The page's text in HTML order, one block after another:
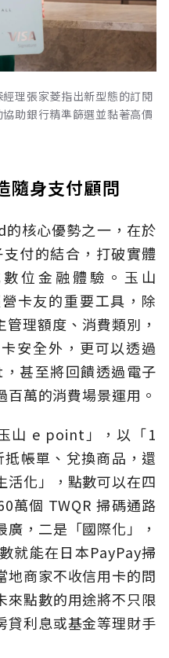
理張家菱指出新型態的訂閱
助銀行精準篩選並黏著高價
隨身支付顧問
核心優勢之一，在於
付的結合，打破實體
位金融體驗。玉山
卡友的重要工具，除
理額度、消費類別，
安全外，更可以透過
甚至將回饋透過電子
萬的消費場景運用。
山 e point」，以「1
帳單、兌換商品，還
活化」，點數可以在四
萬個 TWQR 掃碼通路
，二是「國際化」，
就能在日本PayPay掃
地商家不收信用卡的問
來點數的用途將不只限
貸利息或基金等理財手